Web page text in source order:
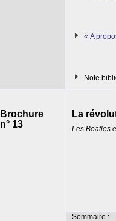
« A
Note
Brochure
n° 13
La
Les Beatles
Sommaire :